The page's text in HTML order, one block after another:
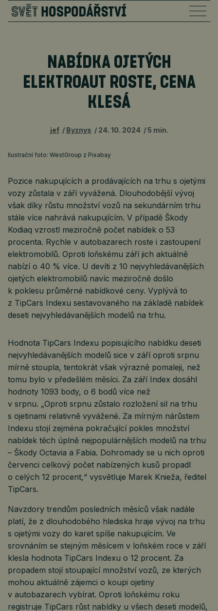
NABÍDKA OJETÝCH
ELEKTROAUT ROSTE, CENA
KLESÁ
jef Byznys 24. 10. 2024 5 min.
Ilustrační foto: WestGroup z Pixabay
Pozice nakupujících a prodávajících na trhu s ojetými
vozy zůstala v září vyvážená. Dlouhodobější vývoj
však díky růstu množství vozů na sekundárním trhu
stále více nahrává nakupujícím. V případě Škody
Kodiaq vzrostl meziročně počet nabídek o 53
procenta. Rychle v autobazarech roste i zastoupení
elektromobilů. Oproti loňskému září jich aktuálně
nabízí o 40 % více. U devíti z 10 nejvyhledávanějších
ojetých elektromobilů navíc meziročně došlo
k poklesu průměrné nabídkové ceny. Vyplývá to
z TipCars Indexu sestavovaného na základě nabídek
deseti nejvyhledávanějších modelů na trhu.
Hodnota TipCars Indexu popisujícího nabídku deseti
nejvyhledávanějších modelů sice v září oproti srpnu
mírně stoupla, tentokrát však výrazně pomaleji, než
tomu bylo v předešlém měsíci. Za září Index dosáhl
hodnoty 1093 body, o 6 bodů více než
v srpnu. „Oproti srpnu zůstalo rozložení sil na trhu
s ojetinami relativně vyvážené. Za mírným nárůstem
Indexu stojí zejména pokračující pokles množství
nabídek těch úplně nejpopulárnějších modelů na trhu
– Škody Octavia a Fabia. Dohromady se u nich oproti
červenci celkový počet nabízených kusů propadl
o celých 12 procent,“ vysvětluje Marek Knieža, ředitel
TipCars.
Navzdory trendům posledních měsíců však nadále
platí, že z dlouhodobého hlediska hraje vývoj na trhu
s ojetými vozy do karet spíše nakupujícím. Ve
srovnáním se stejným měsícem v loňském roce v září
klesla hodnota TipCars Indexu o 12 procent. Za
propadem stojí stoupající množství vozů, ze kterých
mohou aktuálně zájemci o koupi ojetiny
v autobazarech vybírat. Oproti loňskému roku
registruje TipCars růst nabídky u všech deseti modelů,